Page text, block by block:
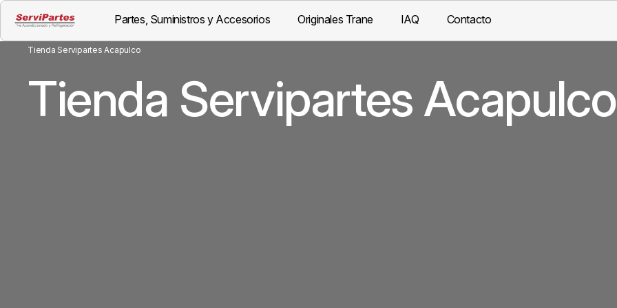
Partes, Suministros y Accesorios Originales Trane IAQ Contacto
Tienda Servipartes Acapulco
Tienda Servipartes Acapulco